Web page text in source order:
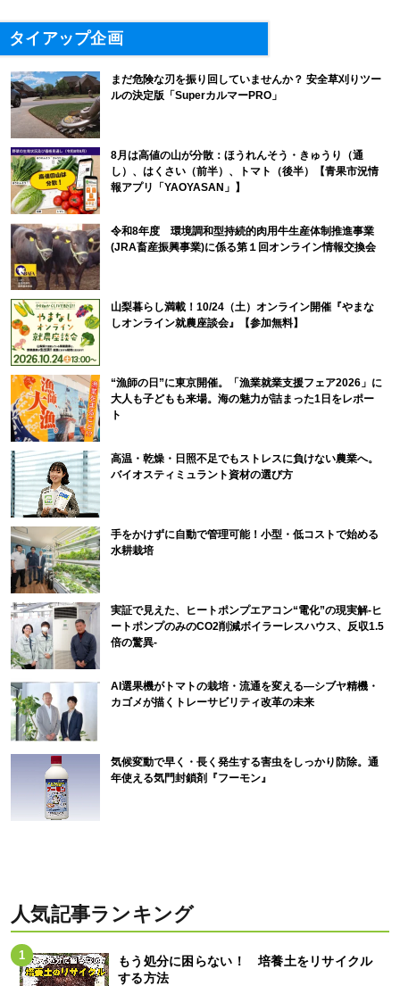
タイアップ企画
まだ危険な刃を振り回していませんか？ 安全草刈りツー
ルの決定版「SuperカルマーPRO」
8月は高値の山が分散：ほうれんそう・きゅうり（通
し）、はくさい（前半）、トマト（後半）【青果市況情
報アプリ「YAOYASAN」】
令和8年度 環境調和型持続的肉用牛生産体制推進事業
(JRA畜産振興事業)に係る第１回オンライン情報交換会
山梨暮らし満載！10/24（土）オンライン開催『やまな
しオンライン就農座談会』【参加無料】
“漁師の日”に東京開催。「漁業就業支援フェア2026」に
大人も子どもも来場。海の魅力が詰まった1日をレポー
ト
高温・乾燥・日照不足でもストレスに負けない農業へ。
バイオスティミュラント資材の選び方
手をかけずに自動で管理可能！小型・低コストで始める
水耕栽培
実証で見えた、ヒートポンプエアコン“電化”の現実解-ヒ
ートポンプのみのCO2削減ボイラーレスハウス、反収1.5
倍の驚異-
AI選果機がトマトの栽培・流通を変える―シブヤ精機・
カゴメが描くトレーサビリティ改革の未来
気候変動で早く・長く発生する害虫をしっかり防除。通
年使える気門封鎖剤『フーモン』
人気記事ランキング
もう処分に困らない！ 培養土をリサイクル
する方法